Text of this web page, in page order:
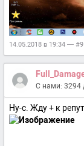
14.05.2018 в 19:34 — #9
С нами: 3294
Ну-с. Жду + к